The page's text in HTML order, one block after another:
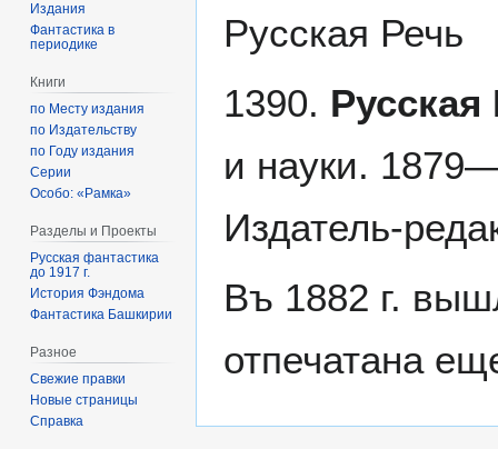
Русская Речь
1390.
и науки.
Издатель-
Въ 1882 г.
отпечатана
Издания
Фантастика в
периодике
Книги
по Месту издания
по Издательству
по Году издания
Серии
Особо: «Рамка»
Разделы и Проекты
Русская фантастика
до 1917 г.
История Фэндома
Фантастика Башкирии
Разное
Свежие правки
Новые страницы
Справка